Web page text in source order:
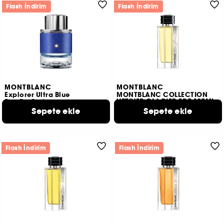
MONTBLANC
Explorer Ultra Blue
Eau De Parfum
Başlangıç Fiyatı:4.083 TL
Sepete ekle
Flash İndirim
MONTBLANC
MONTBLANC COLLECTION
VETIVER GLACIER EDP 125ML
9.397 TLSepete ekle
Flash İndirim
Flash İndirim Flash İndirim